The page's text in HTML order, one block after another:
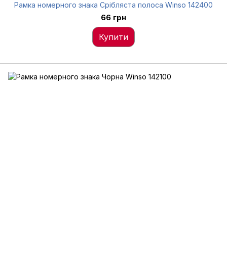
Рамка номерного знака Срібляста полоса Winso 142400
66 грн
Купити